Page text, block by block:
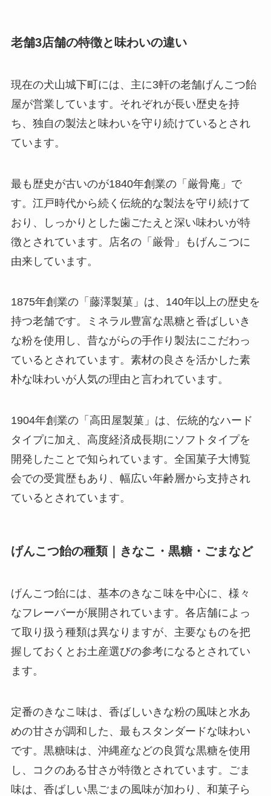
老舗3店舗の特徴と味わいの違い
現在の犬山城下町には、主に3軒の老舗げんこつ飴
屋が営業しています。それぞれが長い歴史を持
ち、独自の製法と味わいを守り続けているとされ
ています。
最も歴史が古いのが1840年創業の「厳骨庵」で
す。江戸時代から続く伝統的な製法を守り続けて
おり、しっかりとした歯ごたえと深い味わいが特
徴とされています。店名の「厳骨」もげんこつに
由来しています。
1875年創業の「藤澤製菓」は、140年以上の歴史を
持つ老舗です。ミネラル豊富な黒糖と香ばしいき
な粉を使用し、昔ながらの手作り製法にこだわっ
ているとされています。素材の良さを活かした素
朴な味わいが人気の理由と言われています。
1904年創業の「高田屋製菓」は、伝統的なハード
タイプに加え、高度経済成長期にソフトタイプを
開発したことで知られています。全国菓子大博覧
会での受賞歴もあり、幅広い年齢層から支持され
ているとされています。
げんこつ飴の種類｜きなこ・黒糖・ごまなど
げんこつ飴には、基本のきなこ味を中心に、様々
なフレーバーが展開されています。各店舗によっ
て取り扱う種類は異なりますが、主要なものを把
握しておくとお土産選びの参考になるとされてい
ます。
定番のきなこ味は、香ばしいきな粉の風味と水あ
めの甘さが調和した、最もスタンダードな味わい
です。黒糖味は、沖縄産などの良質な黒糖を使用
し、コクのある甘さが特徴とされています。ごま
味は、香ばしい黒ごまの風味が加わり、和菓子ら